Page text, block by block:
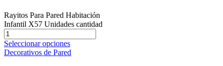
Rayitos Para Pared Habitación
Infantil X57 Unidades cantidad
Seleccionar opciones
Decorativos de Pared